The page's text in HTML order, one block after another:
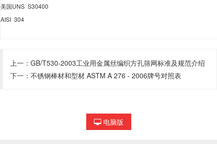
美国UNS S30400
AISI 304
上一： GB/T530-2003工业用金属丝编织方孔筛网标准及规范介绍
下一： 不锈钢棒材和型材 ASTM A 276 - 2006牌号对照表
电脑版